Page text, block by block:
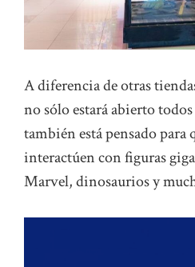
A diferencia de otras
no sólo estará abierto
también está pensado para
interactúen con figuras
Marvel, dinosaurios y